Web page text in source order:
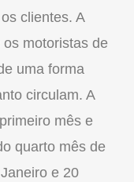
clientes. A
motoristas de
uma forma
circulam. A
mês e
quarto mês de
e 20